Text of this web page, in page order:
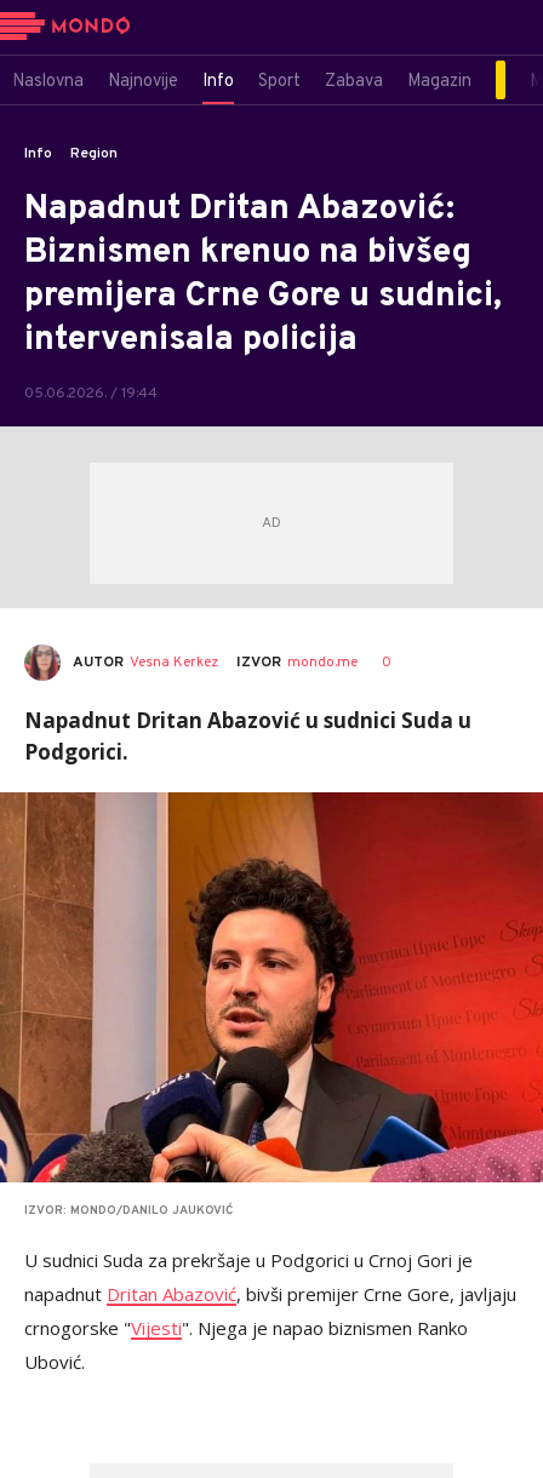
Naslovna Najnovije Info Sport Zabava Magazin
Info Region
Napadnut Dritan Abazović:
Biznismen krenuo na bivšeg
premijera Crne Gore u sudnici,
intervenisala policija
05.06.2026. / 19:44
AUTOR Vesna Kerkez IZVOR mondo.me 0
Napadnut Dritan Abazović u sudnici Suda u
Podgorici.
IZVOR: MONDO/DANILO JAUKOVIĆ
U sudnici Suda za prekršaje u Podgorici u Crnoj Gori je
napadnut Dritan Abazović, bivši premijer Crne Gore, javljaju
crnogorske "Vijesti". Njega je napao biznismen Ranko
Ubović.